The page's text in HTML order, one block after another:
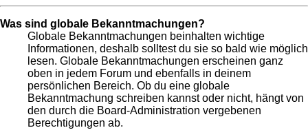
Was sind globale Bekanntmachungen?
Globale Bekanntmachungen beinhalten wichtige
Informationen, deshalb solltest du sie so bald wie möglich
lesen. Globale Bekanntmachungen erscheinen ganz
oben in jedem Forum und ebenfalls in deinem
persönlichen Bereich. Ob du eine globale
Bekanntmachung schreiben kannst oder nicht, hängt von
den durch die Board-Administration vergebenen
Berechtigungen ab.